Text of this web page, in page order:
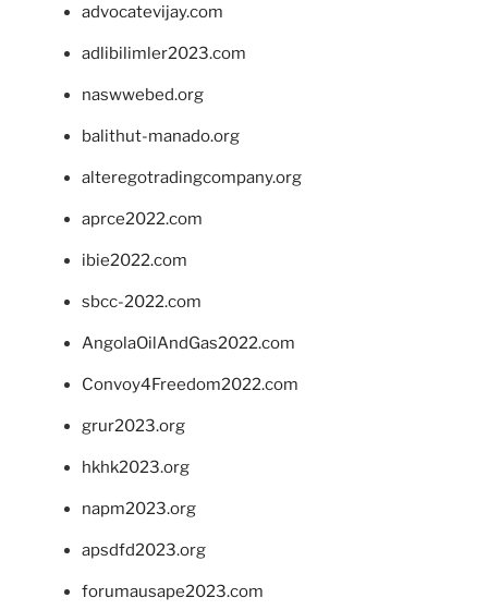
advocatevijay.com
adlibilimler2023.com
naswwebed.org
balithut-manado.org
alteregotradingcompany.org
aprce2022.com
ibie2022.com
sbcc-2022.com
AngolaOilAndGas2022.com
Convoy4Freedom2022.com
grur2023.org
hkhk2023.org
napm2023.org
apsdfd2023.org
forumausape2023.com